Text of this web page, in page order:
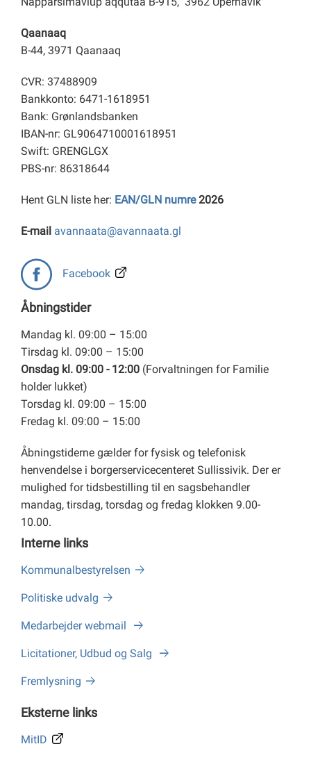
Qaanaaq
B-44, 3971 Qaanaaq
CVR: 37488909
Bankkonto: 6471-1618951
Bank: Grønlandsbanken
IBAN-nr: GL9064710001618951
Swift: GRENGLGX
PBS-nr: 86318644
Hent GLN liste her: EAN/GLN numre2026
E-mail avannaata@avannaata.gl
Facebook
Åbningstider
Mandag kl. 09:00 – 15:00
Tirsdag kl. 09:00 – 15:00
Onsdag kl. 09:00 - 12:00 (Forvaltningen for Familie
holder lukket)
Torsdag kl. 09:00 – 15:00
Fredag kl. 09:00 – 15:00
Åbningstiderne gælder for fysisk og telefonisk
henvendelse i borgerservicecenteret Sullissivik. Der er
mulighed for tidsbestilling til en sagsbehandler
mandag, tirsdag, torsdag og fredag klokken 9.00-
10.00.
Interne links
Kommunalbestyrelsen
Politiske udvalg
Medarbejder webmail
Licitationer, Udbud og Salg
Fremlysning
Eksterne links
MitID